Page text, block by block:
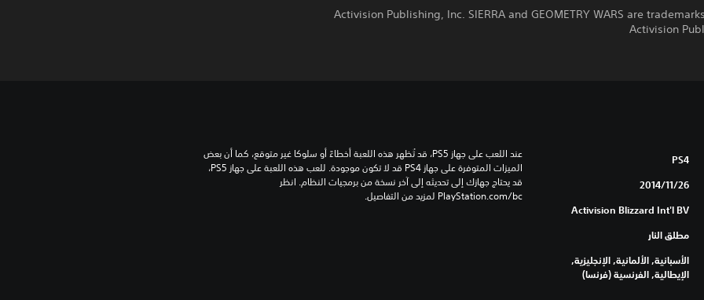
© 2014 Activision Publishing, Inc. SIERRA and GEOMETRY WARS are
Activision
PS4
26‏/11‏/2014
Activision Blizzard Int'l BV
مطلق النار
الأسبانية, الألمانية, الإنجليزية,
الإيطالية, الفرنسية (فرنسا)
عند اللعب على جهاز PS5، قد تُظهر هذه اللعبة أخطاءً أو سلوكا غير متوقع، كما أن بعض
‎PlayStation.com/bc لمزيد من التفاصيل.